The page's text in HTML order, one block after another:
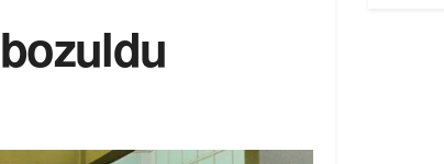
bozuldu